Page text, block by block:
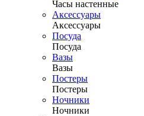
Часы настенные
Аксессуары
Аксессуары
Посуда
Посуда
Вазы
Вазы
Постеры
Постеры
Ночники
Ночники